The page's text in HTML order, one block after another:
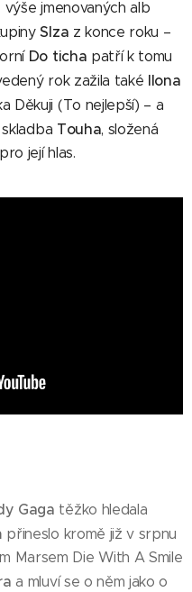
jmenovaných alb
Slza z konce roku –
Do ticha patří k tomu
rok zažila také Ilona
Děkuji (To nejlepší) – a
Touha, složená
její hlas.
Gaga těžko hledala
přineslo kromě již v srpnu
Marsem Die With A Smile
a mluví se o něm jako o